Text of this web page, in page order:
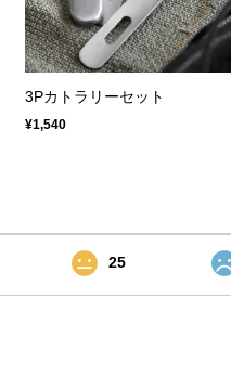
3Pカトラリーセット
¥1,540
25